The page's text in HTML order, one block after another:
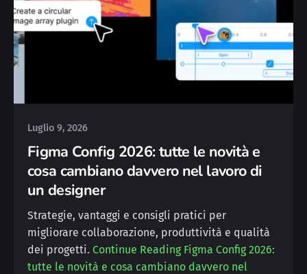
Luglio 9, 2026
Figma Config 2026: tutte le novità e
cosa cambiano davvero nel lavoro di
un designer
Strategie, vantaggi e consigli pratici per
migliorare collaborazione, produttività e qualità
dei progetti. Continue ReadingFigma Config 2026:
tutte le novità e cosa cambiano davvero nel